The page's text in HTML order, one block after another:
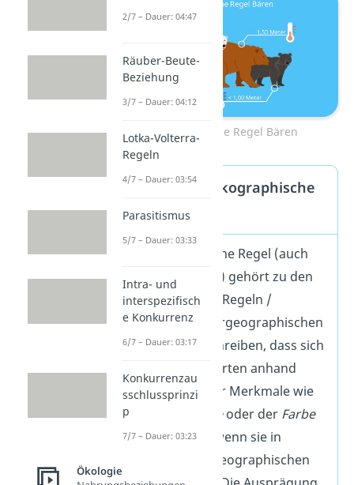
Bergmannsche Regel Bären
Klimaregel / Ökographische
Regel
Die Bergmannsche Regel (auch
Bergmann Regel) gehört zu den
ökographischen Regeln /
Klimaregeln / tiergeographischen
Regeln. Sie beschreiben, dass sich
nah verwandte Arten anhand
unterschiedlicher Merkmale wie
der
Körpergrößeoder der Farbe
unterscheiden, wenn sie in
verschiedenen geographischen
2/7 – Dauer: 04:47
Räuber-Beute-
Beziehung
3/7 – Dauer: 04:12
Lotka-Volterra-
Regeln
4/7 – Dauer: 03:54
Parasitismus
5/7 – Dauer: 03:33
Intra- und
interspezifisch
e Konkurrenz
6/7 – Dauer: 03:17
Konkurrenzau
sschlussprinzi
p
7/7 – Dauer: 03:23
Ökologie